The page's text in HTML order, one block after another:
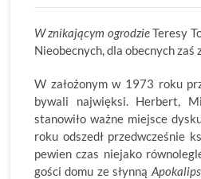
W znikającym ogrodzieTeresy
Nieobecnych, dla obecnych
W założonym w 1973 roku
bywali najwięksi. Herbert,
stanowiło ważne miejsce
roku odszedł przedwcześnie
pewien czas niejako
gości domu ze słynną